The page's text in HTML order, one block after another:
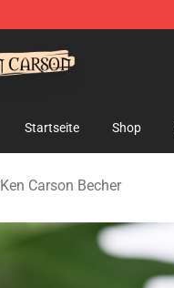
Startseite Shop
Ken Carson Becher